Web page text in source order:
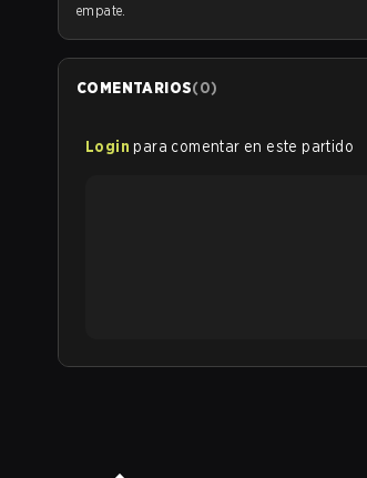
empate.
COMENTARIOS(0)
Login para comentar en este partido